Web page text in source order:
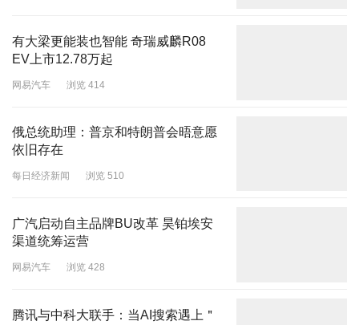
有大梁更能装也智能 奇瑞威麟R08
EV上市12.78万起
网易汽车 浏览 414
俄总统助理：普京和特朗普会晤意愿
依旧存在
每日经济新闻 浏览 510
广汽启动自主品牌BU改革 昊铂埃安
渠道统筹运营
网易汽车 浏览 428
腾讯与中科大联手：当AI搜索遇上＂